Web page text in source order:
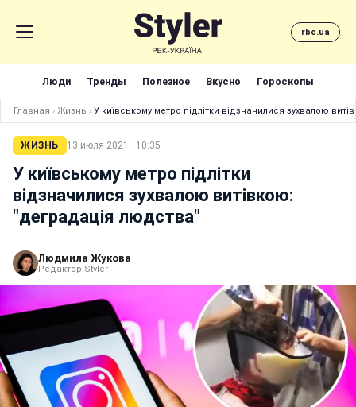
rbc.ua
Люди Тренды Полезное Вкусно Гороскопы
Главная › Жизнь › У київському метро підлітки відзначилися зухвалою
ЖИЗНЬ 13 июля 2021 · 10:35
У київському метро підлітки
відзначилися зухвалою витівкою:
"деградація людства"
Людмила Жукова
Редактор Styler